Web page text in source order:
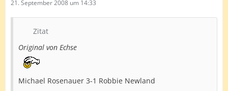
21. September 2008 um 14:33
Zitat
Original von Echse
Michael Rosenauer 3-1 Robbie Newland